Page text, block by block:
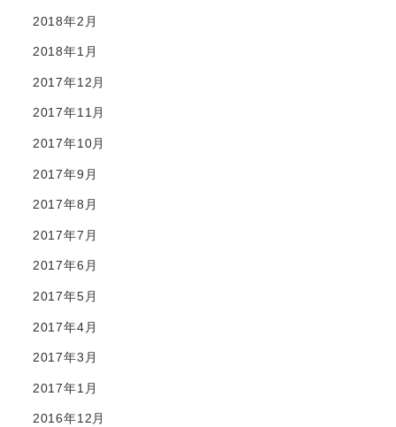
2018年2月
2018年1月
2017年12月
2017年11月
2017年10月
2017年9月
2017年8月
2017年7月
2017年6月
2017年5月
2017年4月
2017年3月
2017年1月
2016年12月